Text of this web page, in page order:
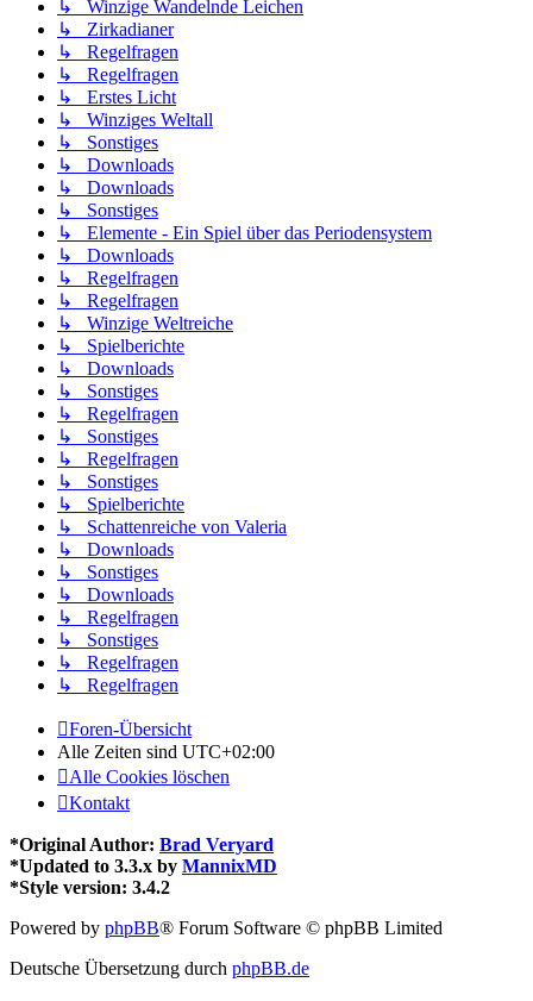
↳ Winzige Wandelnde Leichen
↳ Zirkadianer
↳ Regelfragen
↳ Regelfragen
↳ Erstes Licht
↳ Winziges Weltall
↳ Sonstiges
↳ Downloads
↳ Downloads
↳ Sonstiges
↳ Elemente - Ein Spiel über das Periodensystem
↳ Downloads
↳ Regelfragen
↳ Regelfragen
↳ Winzige Weltreiche
↳ Spielberichte
↳ Downloads
↳ Sonstiges
↳ Regelfragen
↳ Sonstiges
↳ Regelfragen
↳ Sonstiges
↳ Spielberichte
↳ Schattenreiche von Valeria
↳ Downloads
↳ Sonstiges
↳ Downloads
↳ Regelfragen
↳ Sonstiges
↳ Regelfragen
↳ Regelfragen
Foren-Übersicht
Alle Zeiten sind UTC+02:00
Alle Cookies löschen
Kontakt
*Original Author: Brad Veryard
*Updated to 3.3.x by MannixMD
*Style version: 3.4.2
Powered by phpBB® Forum Software © phpBB Limited
Deutsche Übersetzung durch phpBB.de